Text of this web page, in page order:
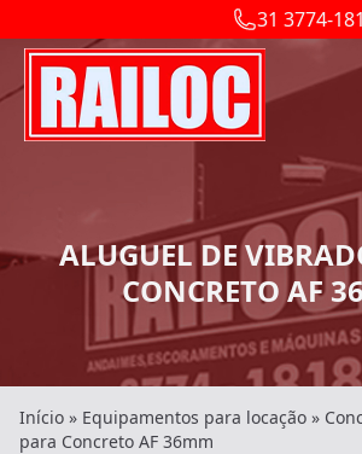
31 3774-
ALUGUEL DE
CONCRETO AF
Início » Equipamentos para locação »
para Concreto AF 36mm